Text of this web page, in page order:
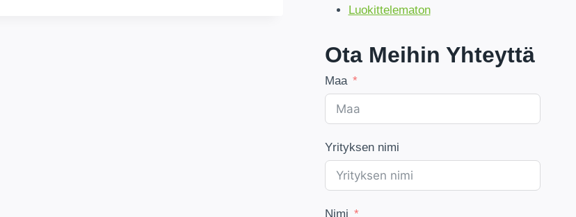
Luokittelematon
Ota Meihin Yhteyttä
Maa
Yrityksen nimi
Nimi